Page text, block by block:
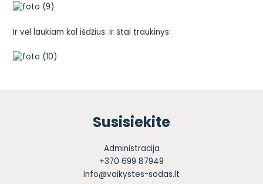
Ir vėl laukiam kol išdžius. Ir štai traukinys:
Susisiekite
Administracija
+370 699 87949
info@vaikystes-sodas.lt